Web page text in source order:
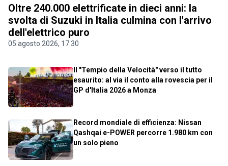
Oltre 240.000 elettrificate in dieci anni: la
svolta di Suzuki in Italia culmina con l'arrivo
dell'elettrico puro
05 agosto 2026, 17.30
Il "Tempio della Velocità" verso il tutto
esaurito: al via il conto alla rovescia per il
GP d'Italia 2026 a Monza
Record mondiale di efficienza: Nissan
Qashqai e-POWER percorre 1.980 km con
un solo pieno